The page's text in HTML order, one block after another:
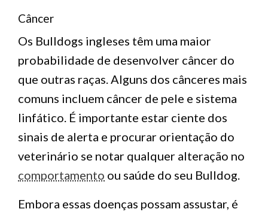
Câncer
Os Bulldogs ingleses têm uma maior
probabilidade de desenvolver câncer do
que outras raças. Alguns dos cânceres mais
comuns incluem câncer de pele e sistema
linfático. É importante estar ciente dos
sinais de alerta e procurar orientação do
veterinário se notar qualquer alteração no
comportamento ou saúde do seu Bulldog.
Embora essas doenças possam assustar, é